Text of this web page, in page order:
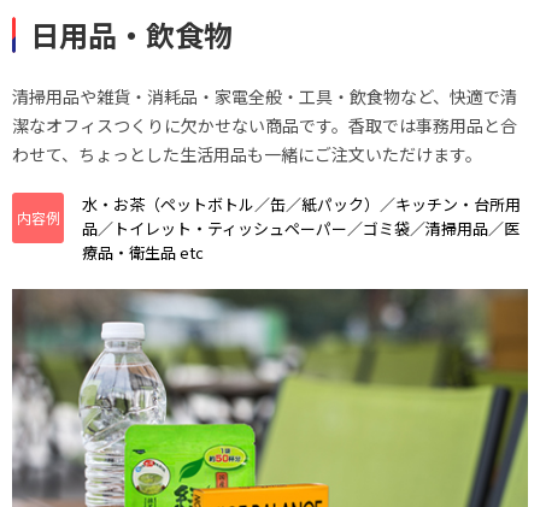
日用品・飲食物
清掃用品や雑貨・消耗品・家電全般・工具・飲食物など、快適で清
潔なオフィスつくりに欠かせない商品です。香取では事務用品と合
わせて、ちょっとした生活用品も一緒にご注文いただけます。
内容例
水・お茶（ペットボトル／缶／紙パック）／キッチン・台所用
品／トイレット・ティッシュペーパー／ゴミ袋／清掃用品／医
療品・衛生品 etc